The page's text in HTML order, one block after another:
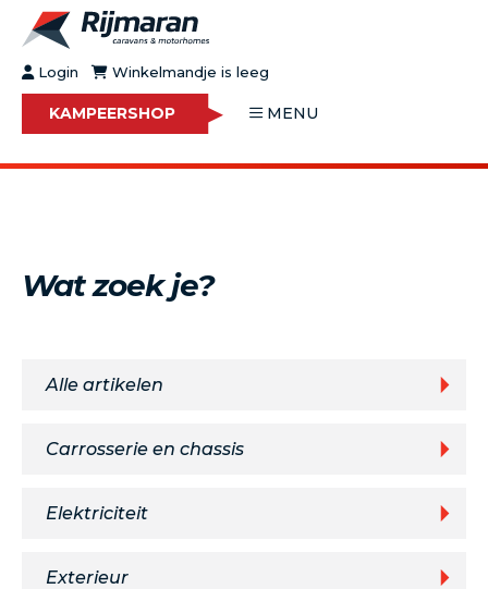
Login Winkelmandje is leeg
KAMPEERSHOP MENU
OVER RIJMARAN
Wat zoek je?
Alle artikelen
Carrosserie en chassis
Elektriciteit
Exterieur